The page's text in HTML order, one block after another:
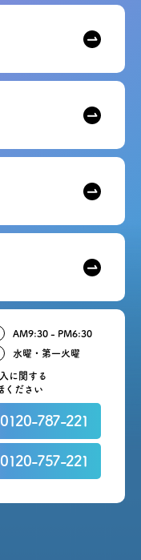
に関する
ください
0120-787-221
0120-757-221
AM9:30 - PM6:30
水曜・第一火曜